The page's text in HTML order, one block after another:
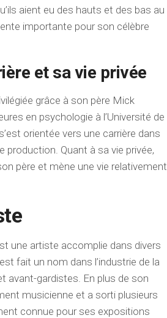
aient eu des hauts et des bas au
importante pour son célèbre
et sa vie privée
grâce à son père Mick
en psychologie à l’Université de
orientée vers une carrière dans
production. Quant à sa vie privée,
père et mène une vie relativement
une artiste accomplie dans divers
fait un nom dans l’industrie de la
avant-gardistes. En plus de son
musicienne et a sorti plusieurs
connue pour ses expositions